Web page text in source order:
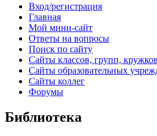
Вход/регистрация
Главная
Мой мини-сайт
Ответы на вопросы
Поиск по сайту
Сайты классов, групп,
Сайты образовательных
Сайты коллег
Форумы
Библиотека